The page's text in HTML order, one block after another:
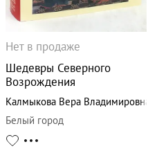
Нет в продаже
Шедевры Северного
Возрождения
Калмыкова Вера Владимировна
Белый город